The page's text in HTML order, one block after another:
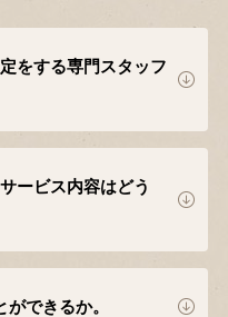
をする専門スタッフ
ービス内容はどう
できるか。